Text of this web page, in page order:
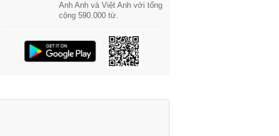
Anh Anh và Việt Anh với tổng
cộng 590.000 từ.